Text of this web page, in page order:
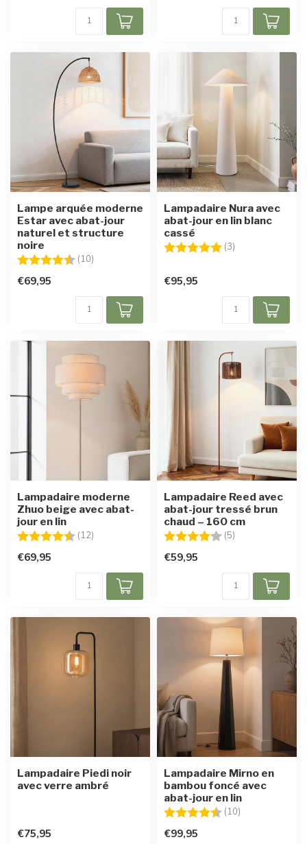
Lampe arquée moderne
Estar avec abat-jour
naturel et structure
noire
Note:
(10)
€69,95
Lampadaire Nura avec
abat-jour en lin blanc
cassé
Note:
(3)
€95,95
Lampadaire moderne
Zhuo beige avec abat-
jour en lin
Note:
(12)
€69,95
Lampadaire Reed avec
abat-jour tressé brun
chaud – 160 cm
Note:
(5)
€59,95
Lampadaire Piedi noir
avec verre ambré
€75,95
Lampadaire Mirno en
bambou foncé avec
abat-jour en lin
Note:
(10)
€99,95